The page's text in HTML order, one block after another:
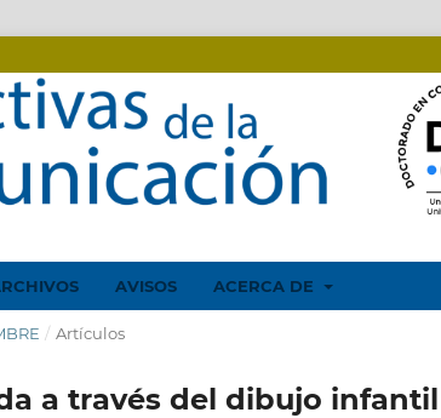
AVISOS ACERCA DE
/ Artículos
a través del dibujo infantil